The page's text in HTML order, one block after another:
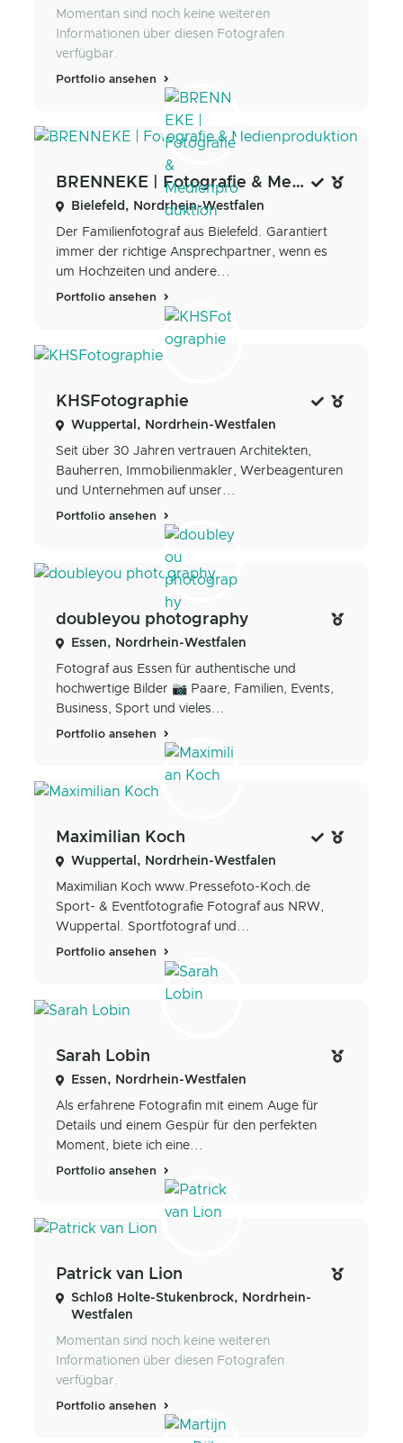
Momentan sind noch keine weiteren
Informationen über diesen Fotografen
verfügbar.
Portfolio ansehen
BRENNEKE | Fotografie & Medienproduktion
Bielefeld, Nordrhein-Westfalen
Der Familienfotograf aus Bielefeld. Garantiert
immer der richtige Ansprechpartner, wenn es
um Hochzeiten und andere...
Portfolio ansehen
KHSFotographie
Wuppertal, Nordrhein-Westfalen
Seit über 30 Jahren vertrauen Architekten,
Bauherren, Immobilienmakler, Werbeagenturen
und Unternehmen auf unser...
Portfolio ansehen
doubleyou photography
Essen, Nordrhein-Westfalen
Fotograf aus Essen für authentische und
hochwertige Bilder 📷 Paare, Familien, Events,
Business, Sport und vieles...
Portfolio ansehen
Maximilian Koch
Wuppertal, Nordrhein-Westfalen
Maximilian Koch www.Pressefoto-Koch.de
Sport- & Eventfotografie Fotograf aus NRW,
Wuppertal. Sportfotograf und...
Portfolio ansehen
Sarah Lobin
Essen, Nordrhein-Westfalen
Als erfahrene Fotografin mit einem Auge für
Details und einem Gespür für den perfekten
Moment, biete ich eine...
Portfolio ansehen
Patrick van Lion
Schloß Holte-Stukenbrock, Nordrhein-
Westfalen
Momentan sind noch keine weiteren
Informationen über diesen Fotografen
verfügbar.
Portfolio ansehen